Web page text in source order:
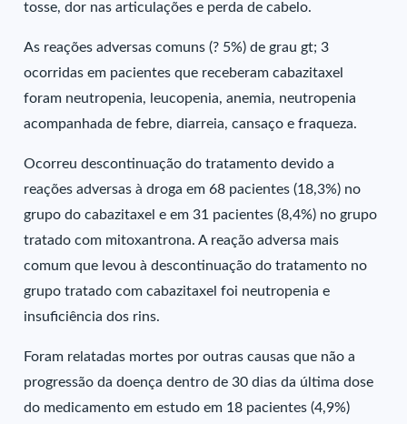
tosse, dor nas articulações e perda de cabelo.
As reações adversas comuns (? 5%) de grau gt; 3
ocorridas em pacientes que receberam cabazitaxel
foram neutropenia, leucopenia, anemia, neutropenia
acompanhada de febre, diarreia, cansaço e fraqueza.
Ocorreu descontinuação do tratamento devido a
reações adversas à droga em 68 pacientes (18,3%) no
grupo do cabazitaxel e em 31 pacientes (8,4%) no grupo
tratado com mitoxantrona. A reação adversa mais
comum que levou à descontinuação do tratamento no
grupo tratado com cabazitaxel foi neutropenia e
insuficiência dos rins.
Foram relatadas mortes por outras causas que não a
progressão da doença dentro de 30 dias da última dose
do medicamento em estudo em 18 pacientes (4,9%)